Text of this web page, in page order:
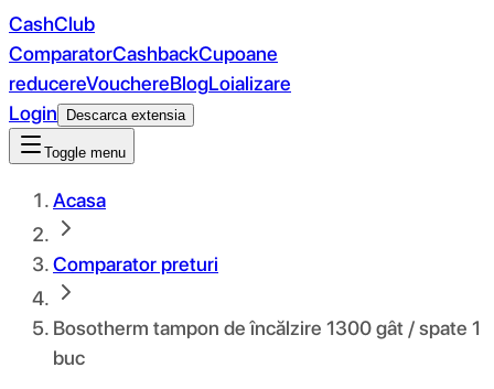
CashClub
ComparatorCashbackCupoane
reducereVouchereBlogLoializare
Login
Descarca extensia
Toggle menu
Acasa
Comparator preturi
Bosotherm tampon de încălzire 1300 gât / spate 1
buc